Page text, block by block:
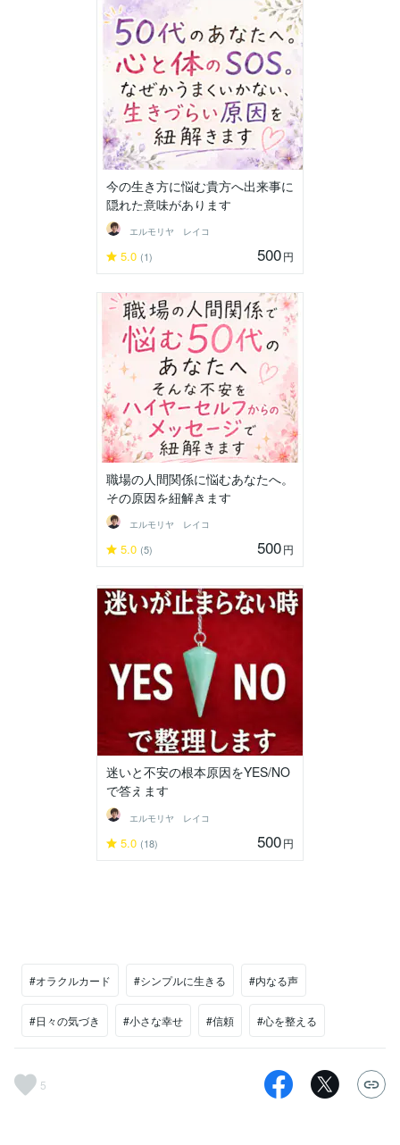
今の生き方に悩む貴方へ出来事に
隠れた意味があります
エルモリヤ レイコ
5.0 (1) 500円
職場の人間関係に悩むあなたへ。
その原因を紐解きます
エルモリヤ レイコ
5.0 (5) 500円
迷いと不安の根本原因をYES/NO
で答えます
エルモリヤ レイコ
5.0 (18) 500円
#オラクルカード #シンプルに生きる #内なる声
#日々の気づき #小さな幸せ #信頼 #心を整える
5